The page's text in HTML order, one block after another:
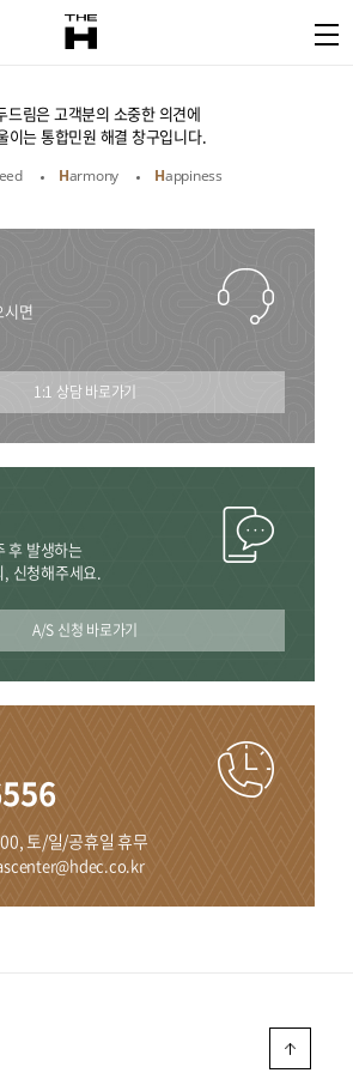
드림은 고객분의 소중한 의견에
이는 통합민원 해결 창구입니다.
Harmony Happiness
시면
1:1 상담 바로가기
후 발생하는
, 신청해주세요.
A/S 신청 바로가기
토/일/공휴일 휴무